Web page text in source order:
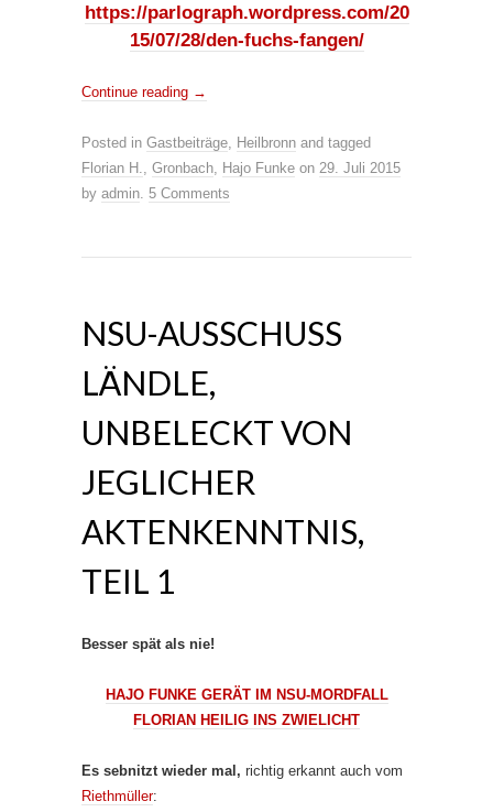
https://parlograph.wordpress.com/20
15/07/28/den-fuchs-fangen/
Continue reading →
Posted in Gastbeiträge Heilbronn and tagged
Florian H.
Gronbach Hajo Funke on 29. Juli 2015
by admin 5 Comments
NSU-AUSSCHUSS
LÄNDLE,
UNBELECKT VON
JEGLICHER
AKTENKENNTNIS,
TEIL 1
Besser spät als nie!
HAJO FUNKE GERÄT IM NSU-MORDFALL
FLORIAN HEILIG INS ZWIELICHT
Es sebnitzt wieder mal, richtig erkannt auch vom
Riethmüller: